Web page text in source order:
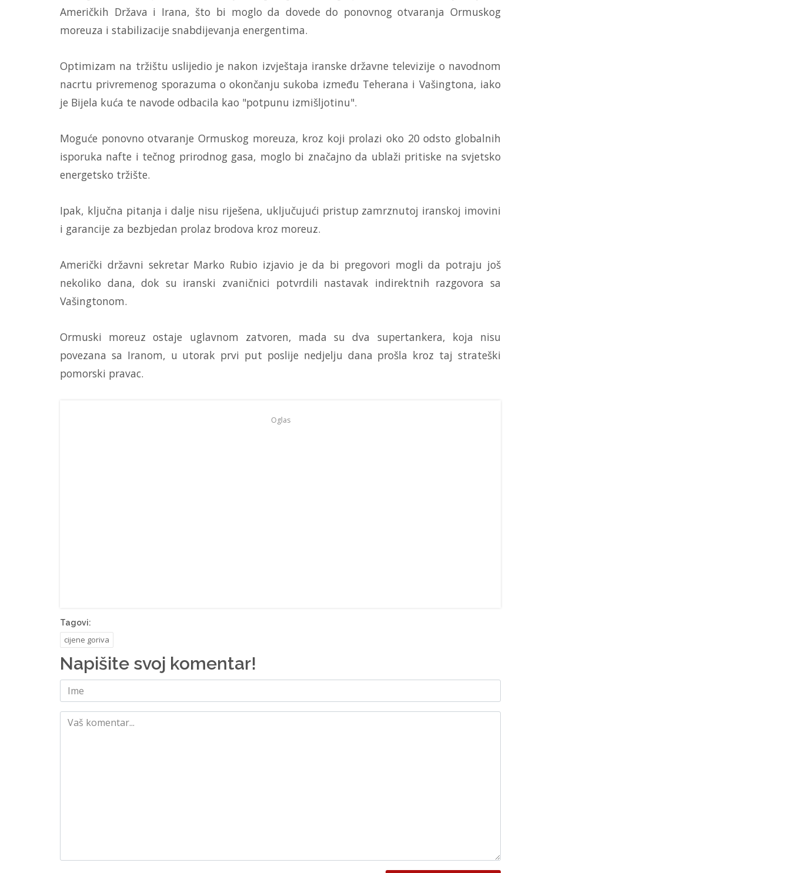
Američkih Država i Irana, što bi moglo da dovede do ponovnog otvaranja Ormuskog
moreuza i stabilizacije snabdijevanja energentima.
Optimizam na tržištu uslijedio je nakon izvještaja iranske državne televizije o navodnom
nacrtu privremenog sporazuma o okončanju sukoba između Teherana i Vašingtona, iako
je Bijela kuća te navode odbacila kao "potpunu izmišljotinu".
Moguće ponovno otvaranje Ormuskog moreuza, kroz koji prolazi oko 20 odsto globalnih
isporuka nafte i tečnog prirodnog gasa, moglo bi značajno da ublaži pritiske na svjetsko
energetsko tržište.
Ipak, ključna pitanja i dalje nisu riješena, uključujući pristup zamrznutoj iranskoj imovini
i garancije za bezbjedan prolaz brodova kroz moreuz.
Američki državni sekretar Marko Rubio izjavio je da bi pregovori mogli da potraju još
nekoliko dana, dok su iranski zvaničnici potvrdili nastavak indirektnih razgovora sa
Vašingtonom.
Ormuski moreuz ostaje uglavnom zatvoren, mada su dva supertankera, koja nisu
povezana sa Iranom, u utorak prvi put poslije nedjelju dana prošla kroz taj strateški
pomorski pravac.
Oglas
Tagovi:
cijene goriva
Napišite svoj komentar!